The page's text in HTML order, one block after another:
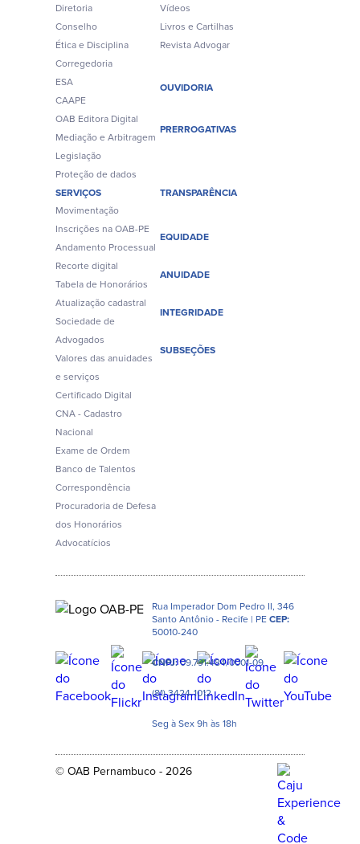
Diretoria
Conselho
Ética e Disciplina
Corregedoria
ESA
CAAPE
OAB Editora Digital
Mediação e Arbitragem
Legislação
Proteção de dados
Vídeos
Livros e Cartilhas
Revista Advogar
OUVIDORIA
PRERROGATIVAS
SERVIÇOS
Movimentação
Inscrições na OAB-PE
Andamento Processual
Recorte digital
Tabela de Honorários
Atualização cadastral
Sociedade de
Advogados
Valores das anuidades
e serviços
Certificado Digital
CNA - Cadastro
Nacional
Exame de Ordem
Banco de Talentos
Correspondência
Procuradoria de Defesa
dos Honorários
Advocatícios
TRANSPARÊNCIA
EQUIDADE
ANUIDADE
INTEGRIDADE
SUBSEÇÕES
Rua Imperador Dom Pedro II, 346
Santo Antônio - Recife | PECEP:
50010-240
CNPJ:09.791.484/0001-09
(81) 3424-1012
Seg à Sex 9h às 18h
© OAB Pernambuco - 2026